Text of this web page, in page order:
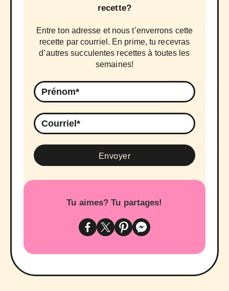
recette?
Entre ton adresse et nous t’enverrons cette
recette par courriel. En prime, tu recevras
d’autres succulentes recettes à toutes les
semaines!
Tu aimes? Tu partages!